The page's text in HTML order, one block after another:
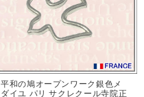
平和の鳩オープンワーク銀色メ
ダイユ パリ サクレクール寺院正